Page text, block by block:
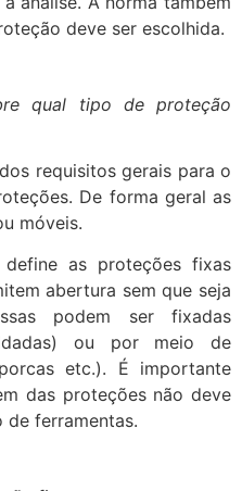
deve ser escolhida.
qual tipo de proteção
requisitos gerais para o
De forma geral as
móveis.
as proteções fixas
abertura sem que seja
podem ser fixadas
ou por meio de
etc.). É importante
das proteções não deve
de ferramentas.